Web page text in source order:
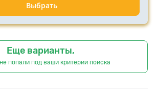
Выбрать
Еще варианты,
попали под ваши критерии поиска